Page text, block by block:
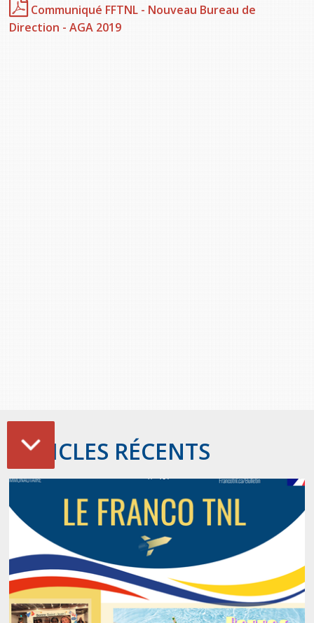
Communiqué FFTNL - Nouveau Bureau de
Direction - AGA 2019
ARTICLES RÉCENTS